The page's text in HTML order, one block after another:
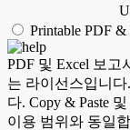
Printable PDF &
PDF 및 Excel 보고
는 라이선스입니
다. Copy & Paste
이용 범위와 동일